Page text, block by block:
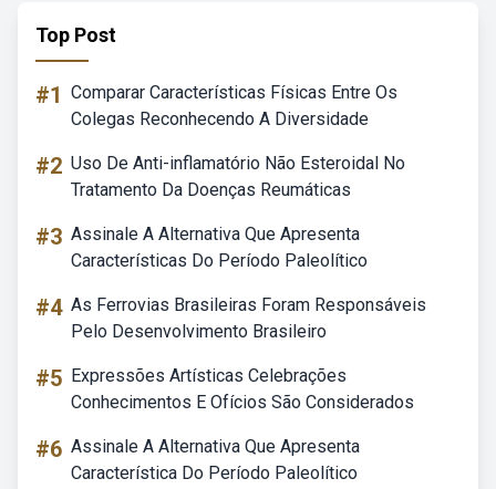
Top Post
#1 Comparar Características Físicas Entre Os
Colegas Reconhecendo A Diversidade
#2 Uso De Anti-inflamatório Não Esteroidal No
Tratamento Da Doenças Reumáticas
#3 Assinale A Alternativa Que Apresenta
Características Do Período Paleolítico
#4 As Ferrovias Brasileiras Foram Responsáveis
Pelo Desenvolvimento Brasileiro
#5 Expressões Artísticas Celebrações
Conhecimentos E Ofícios São Considerados
#6 Assinale A Alternativa Que Apresenta
Característica Do Período Paleolítico